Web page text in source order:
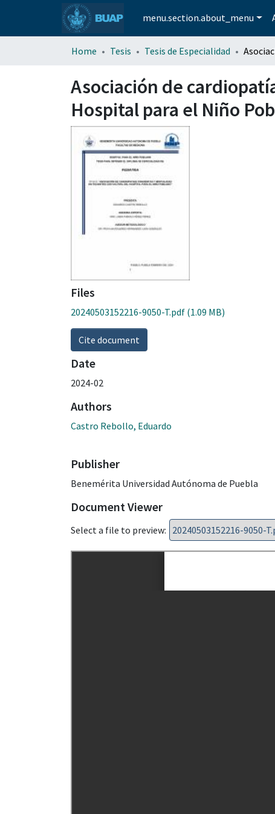
menu.section.about_menu
Home Tesis Tesis de Especialidad
Asociación de
Hospital para el Niño
Files
20240503152216-9050-T.pdf (1.09 MB)
Cite document
Date
2024-02
Authors
Castro Rebollo, Eduardo
Publisher
Benemérita Universidad Autónoma de Puebla
Document Viewer
Select a file to preview: